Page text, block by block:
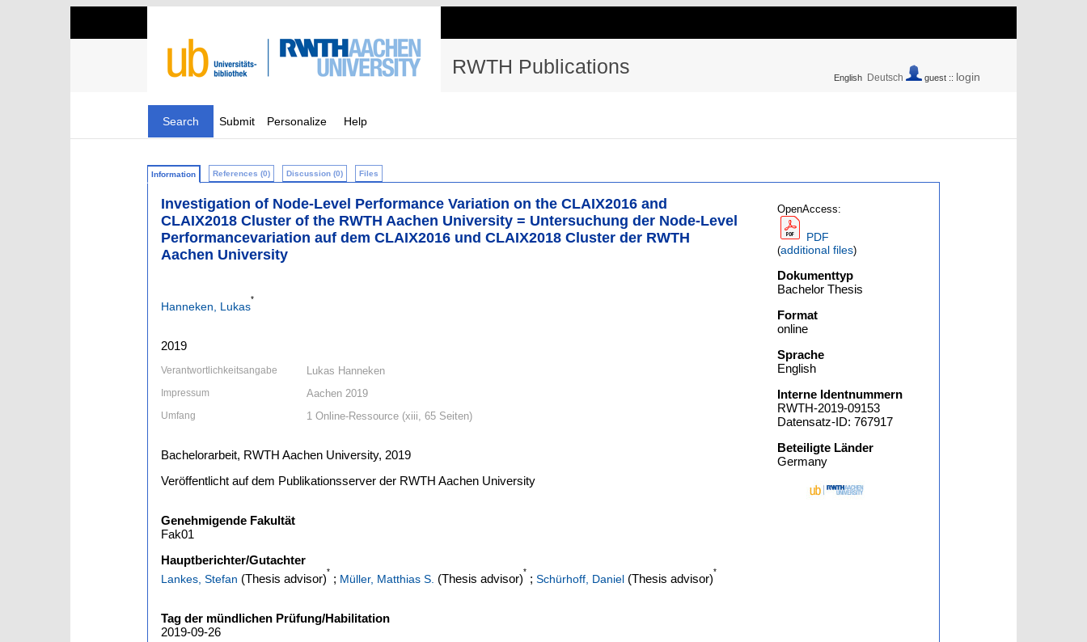
RWTH Publications English Deutsch guest :: login
Search Submit Personalize Help
Information References (0) Discussion (0) Files
Investigation of Node-Level Performance Variation on the CLAIX2016 and
CLAIX2018 Cluster of the RWTH Aachen University = Untersuchung der Node-Level
Performancevariation auf dem CLAIX2016 und CLAIX2018 Cluster der RWTH
Aachen University
Hanneken, Lukas
*
2019
Verantwortlichkeitsangabe Lukas Hanneken
Impressum Aachen 2019
Umfang 1 Online-Ressource (xiii, 65 Seiten)
Bachelorarbeit, RWTH Aachen University, 2019
Veröffentlicht auf dem Publikationsserver der RWTH Aachen University
Genehmigende Fakultät
Fak01
Hauptberichter/Gutachter
Lankes, Stefan (Thesis advisor)
*
; Müller, Matthias S. (Thesis advisor)
*
; Schürhoff, Daniel (Thesis advisor)
*
Tag der mündlichen Prüfung/Habilitation
2019-09-26
OpenAccess:
PDF
(additional files)
Dokumenttyp
Bachelor Thesis
Format
online
Sprache
English
Interne Identnummern
RWTH-2019-09153
Datensatz-ID: 767917
Beteiligte Länder
Germany